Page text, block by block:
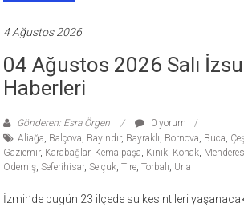
4 Ağustos 2026
04 Ağustos 2026 Salı
Haberleri
Gönderen: Esra Örgen
0 yorum
Aliağa, Balçova, Bayındır, Bayraklı, Bornova, Buca,
Gaziemir, Karabağlar, Kemalpaşa, Kınık, Konak, Menderes
Ödemiş,Seferihisar,Selçuk,Tire,Torbalı, Urla
İzmir’de bugün 23 ilçede su kesintileri